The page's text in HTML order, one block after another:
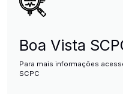
Boa Vista
Para mais informações
SCPC